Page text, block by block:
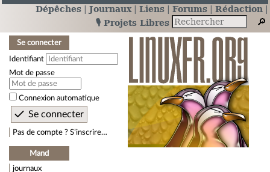
Dépêches Journaux Liens Forums
Rédaction
🎙️ Projets Libres
Se connecter
Identifiant
Mot de passe
Connexion automatique
Pas de compte ? S’inscrire…
Mand
journaux